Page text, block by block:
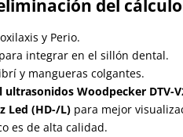
del
y Perio.
integrar en el sillón dental.
y mangueras colgantes.
Woodpecker DTV-
Led (HD-/L) para mejor
es de alta calidad.